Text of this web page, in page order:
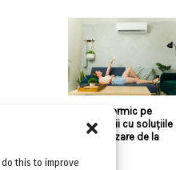
this to improve
Confort termic pe
timpul verii cu soluțiile
de climatizare de la